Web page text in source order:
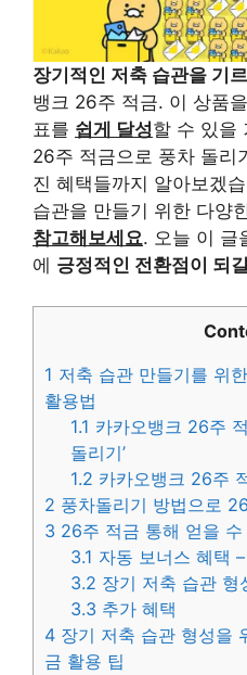
장기적인 저축 습관을 기
뱅크 26주 적금. 이 상품
표를 쉽게 달성할 수 있을
26주 적금으로 풍차 돌리
진 혜택들까지 알아보겠
습관을 만들기 위한 다양
참고해보세요. 오늘 이 글
에 긍정적인 전환점이 되
1 저축 습관 만들기를 위
활용법
1.1 카카오뱅크 26주
돌리기’
1.2 카카오뱅크 26주
2 풍차돌리기 방법으로
3 26주 적금 통해 얻을
3.1 자동 보너스 혜택 –
3.2 장기 저축 습관 형
3.3 추가 혜택
4 장기 저축 습관 형성을
금 활용 팁